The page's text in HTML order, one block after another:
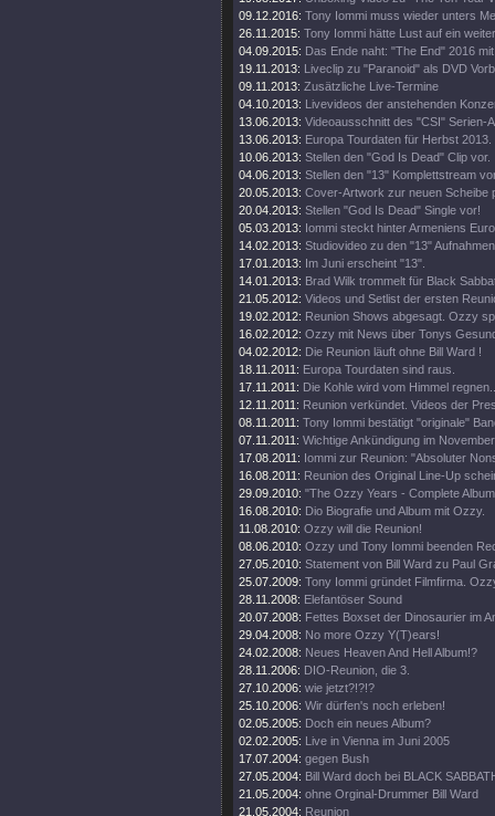
09.12.2016: Tony Iommi muss wieder unters
26.11.2015: Tony Iommi hätte Lust auf ein
04.09.2015: Das Ende naht: "The End" 2016
19.11.2013: Liveclip zu "Paranoid" als DVD
09.11.2013: Zusätzliche Live-Termine
04.10.2013: Livevideos der anstehenden
13.06.2013: Videoausschnitt des "CSI" Serien-
13.06.2013: Europa Tourdaten für Herbst 2013.
10.06.2013: Stellen den "God Is Dead" Clip vor.
04.06.2013: Stellen den "13" Komplettstream
20.05.2013: Cover-Artwork zur neuen Scheibe
20.04.2013: Stellen "God Is Dead" Single vor!
05.03.2013: Iommi steckt hinter Armeniens
14.02.2013: Studiovideo zu den "13"
17.01.2013: Im Juni erscheint "13".
14.01.2013: Brad Wilk trommelt für Black
21.05.2012: Videos und Setlist der ersten
19.02.2012: Reunion Shows abgesagt. Ozzy
16.02.2012: Ozzy mit News über Tonys
04.02.2012: Die Reunion läuft ohne Bill Ward !
18.11.2011: Europa Tourdaten sind raus.
17.11.2011: Die Kohle wird vom Himmel
12.11.2011: Reunion verkündet. Videos der
08.11.2011: Tony Iommi bestätigt "originale"
07.11.2011: Wichtige Ankündigung im
17.08.2011: Iommi zur Reunion: "Absoluter
16.08.2011: Reunion des Original Line-Up
29.09.2010: "The Ozzy Years - Complete
16.08.2010: Dio Biografie und Album mit Ozzy.
11.08.2010: Ozzy will die Reunion!
08.06.2010: Ozzy und Tony Iommi beenden
27.05.2010: Statement von Bill Ward zu Paul
25.07.2009: Tony Iommi gründet Filmfirma.
28.11.2008: Elefantöser Sound
20.07.2008: Fettes Boxset der Dinosaurier im
29.04.2008: No more Ozzy Y(T)ears!
24.02.2008: Neues Heaven And Hell Album!?
28.11.2006: DIO-Reunion, die 3.
27.10.2006: wie jetzt?!?!?
25.10.2006: Wir dürfen's noch erleben!
02.05.2005: Doch ein neues Album?
02.02.2005: Live in Vienna im Juni 2005
17.07.2004: gegen Bush
27.05.2004: Bill Ward doch bei BLACK
21.05.2004: ohne Orginal-Drummer Bill Ward
21.05.2004: Reunion